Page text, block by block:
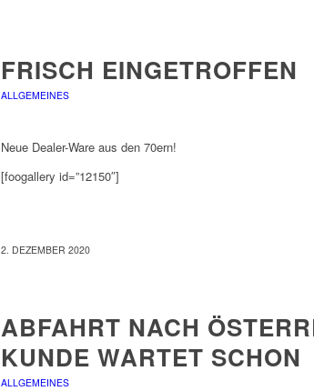
FRISCH EINGETROFFEN
ALLGEMEINES
Neue Dealer-Ware aus den 70ern!
[foogallery id=”12150″]
2. DEZEMBER 2020
ABFAHRT NACH
KUNDE WARTET SCHON
ALLGEMEINES